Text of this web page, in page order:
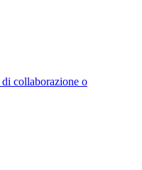
collaborazione o